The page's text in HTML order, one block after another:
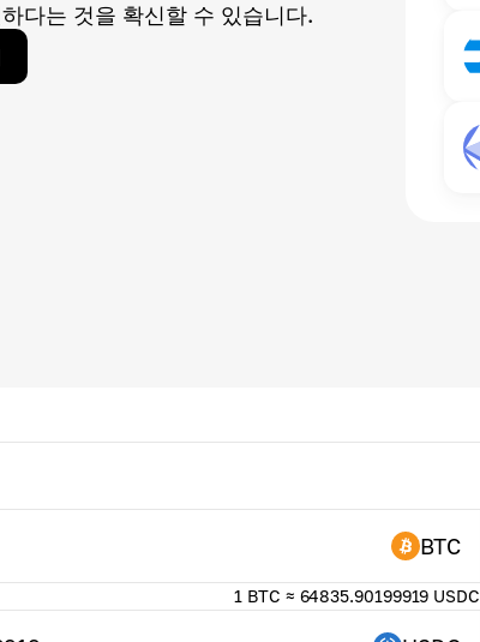
다는 것을 확신할 수 있습니다.
BTC
1 BTC ≈ 64835.90199919 USDC